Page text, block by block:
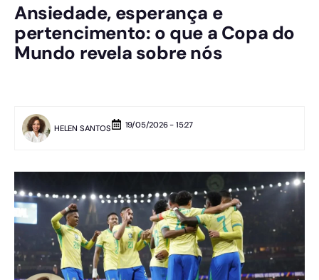
Ansiedade, esperança e
pertencimento: o que a Copa do
Mundo revela sobre nós
HELEN SANTOS 19/05/2026 - 15:27